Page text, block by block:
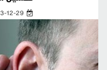
12-29